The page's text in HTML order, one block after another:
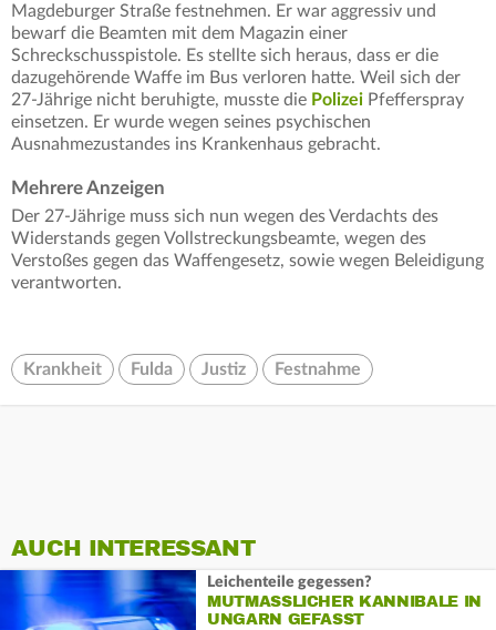
Magdeburger Straße festnehmen. Er war aggressiv und
bewarf die Beamten mit dem Magazin einer
Schreckschusspistole. Es stellte sich heraus, dass er die
dazugehörende Waffe im Bus verloren hatte. Weil sich der
27-Jährige nicht beruhigte, musste die Polizei Pfefferspray
einsetzen. Er wurde wegen seines psychischen
Ausnahmezustandes ins Krankenhaus gebracht.
Mehrere Anzeigen
Der 27-Jährige muss sich nun wegen des Verdachts des
Widerstands gegen Vollstreckungsbeamte, wegen des
Verstoßes gegen das Waffengesetz, sowie wegen Beleidigung
verantworten.
Krankheit Fulda Justiz Festnahme
AUCH INTERESSANT
Leichenteile gegessen?
MUTMASSLICHER KANNIBALE IN U
NGARN GEFASST